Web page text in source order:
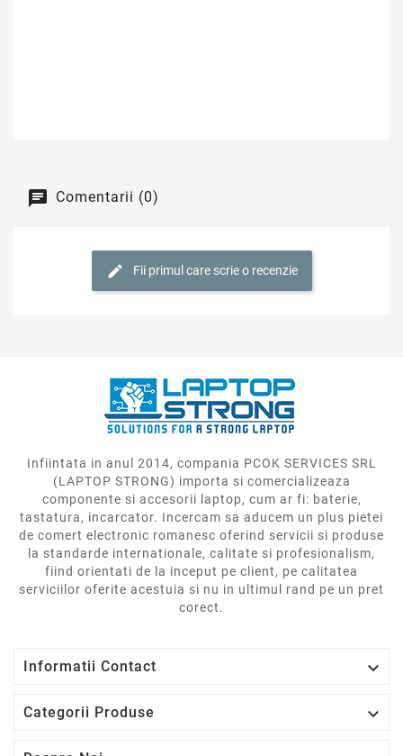
Comentarii (0)
Fii primul care scrie o recenzie
Infiintata in anul 2014, compania PCOK SERVICES SRL
(LAPTOP STRONG) importa si comercializeaza
componente si accesorii laptop, cum ar fi: baterie,
tastatura, incarcator. Incercam sa aducem un plus pietei
de comert electronic romanesc oferind servicii si produse
la standarde internationale, calitate si profesionalism,
fiind orientati de la inceput pe client, pe calitatea
serviciilor oferite acestuia si nu in ultimul rand pe un pret
corect.
Informatii Contact 
Categorii Produse 